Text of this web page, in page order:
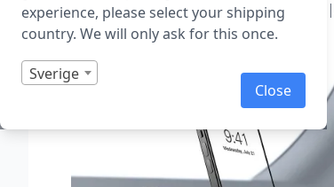
experience, please select your shipping
country. We will only ask for this once.
Sverige
Close
Baseus Smart Solcellmobilladdare till bilen |
Betygsatt
1
på
0
I lager